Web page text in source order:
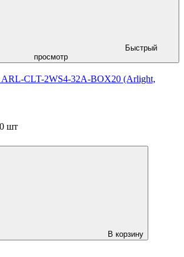
Быстрый
просмотр
ARL-CLT-2WS4-32A-BOX20 (Arlight,
шт
В корзину